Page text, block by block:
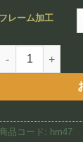
フレーム加工
Alexander USGS
商品コード: hm47